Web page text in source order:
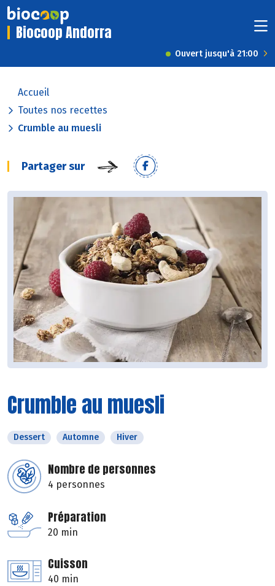
Biocoop Andorra
Ouvert jusqu'à 21:00
Accueil
Toutes nos recettes
Crumble au muesli
Partager sur
Crumble au muesli
Dessert Automne Hiver
Nombre de personnes
4 personnes
Préparation
20 min
Cuisson
40 min